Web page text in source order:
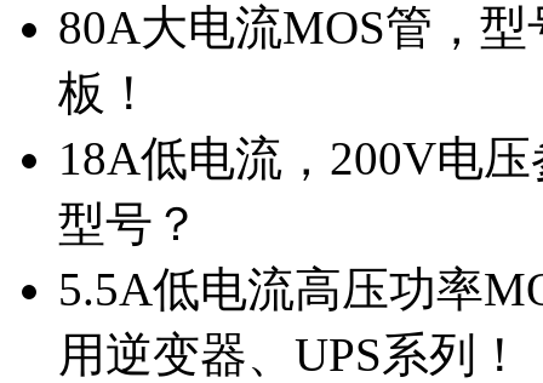
80A大电流MOS管，
板！
18A低电流，200V电
型号？
5.5A低电流高压功率
用逆变器、UPS系列！